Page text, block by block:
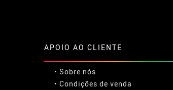
APOIO AO CLIENTE
• Sobre nós
• Condições de venda